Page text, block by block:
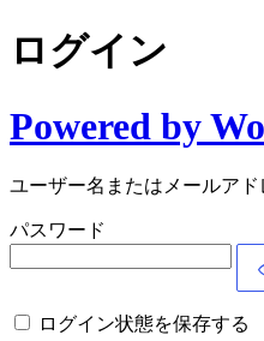
ログイン
Powered by
ユーザー名またはメールアド
パスワード
ログイン状態を保存する